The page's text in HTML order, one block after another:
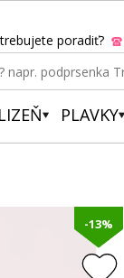
poradiť?
PLAVKY
-13%